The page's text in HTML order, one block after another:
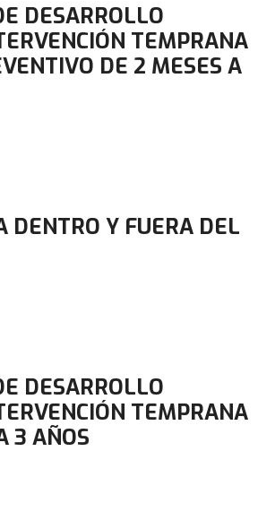
DESARROLLO
TEMPRANA
DE 2 MESES A
DENTRO Y FUERA DEL
DESARROLLO
TEMPRANA
3 AÑOS